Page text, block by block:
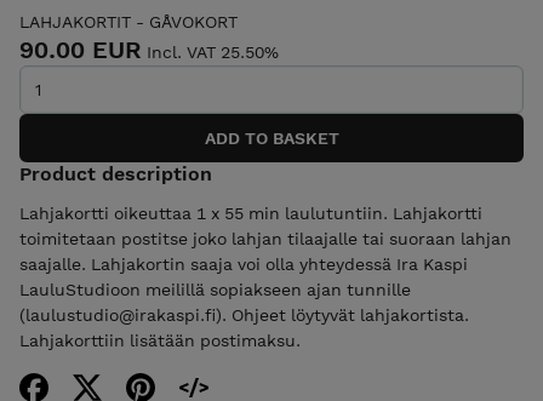
LAHJAKORTIT - GÅVOKORT
90.00 EUR Incl. VAT 25.50%
Product description
Lahjakortti oikeuttaa 1 x 55 min laulutuntiin. Lahjakortti
toimitetaan postitse joko lahjan tilaajalle tai suoraan lahjan
saajalle. Lahjakortin saaja voi olla yhteydessä Ira Kaspi
LauluStudioon meilillä sopiakseen ajan tunnille
(laulustudio@irakaspi.fi). Ohjeet löytyvät lahjakortista.
Lahjakorttiin lisätään postimaksu.